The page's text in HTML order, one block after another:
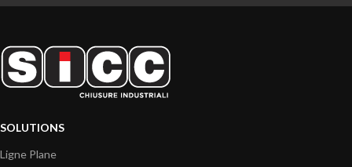
SOLUTIONS
Ligne Plane